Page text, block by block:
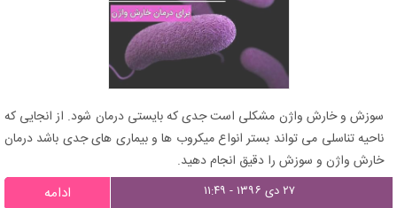
سوزش و خارش واژن مشکلی است جدی که بایستی درمان شود. از انجایی که
ناحیه تناسلی می تواند بستر انواع میکروب ها و بیماری های جدی باشد درمان
خارش واژن و سوزش را دقیق انجام دهید.
۲۷ دی ۱۳۹۶ - ۱۱:۴۹ ادامه